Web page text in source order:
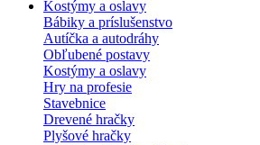
Kostýmy a oslavy
Bábiky a príslušenstvo
Autíčka a autodráhy
Obľubené postavy
Kostýmy a oslavy
Hry na profesie
Stavebnice
Drevené hračky
Plyšové hračky